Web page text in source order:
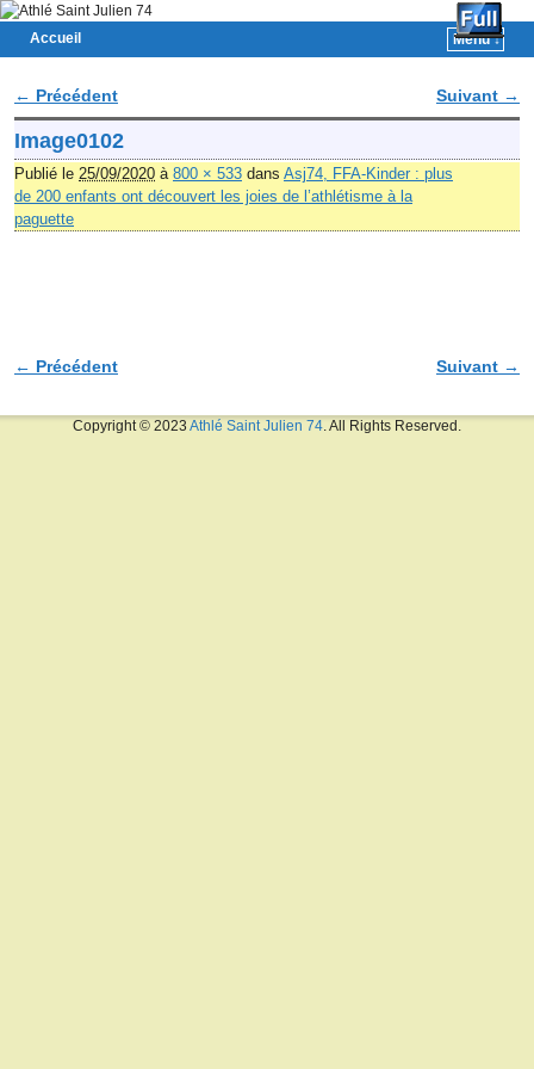
Accueil
Menu ↓
Navigation des images
← Précédent Suivant →
Image0102
Publié le 25/09/2020 à 800 × 533 dans Asj74, FFA-Kinder : plus
de 200 enfants ont découvert les joies de l’athlétisme à la
paguette
Navigation des images
← Précédent Suivant →
Copyright © 2023 Athlé Saint Julien 74 . All Rights Reserved.